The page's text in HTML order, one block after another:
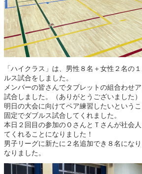
「ハイクラス」は、男性８名＋女性２名の
ルス試合をしました。
メンバーの皆さんでタブレットの組合わせ
試合しました。（ありがとうございました）
明日の大会に向けてペア練習したいという
固定でダブルス試合してくれました。
本日２回目の参加のＯさんとＴさんが社会
てくれることになりました！
男子リーグに新たに２名追加でき８名にな
なりました。